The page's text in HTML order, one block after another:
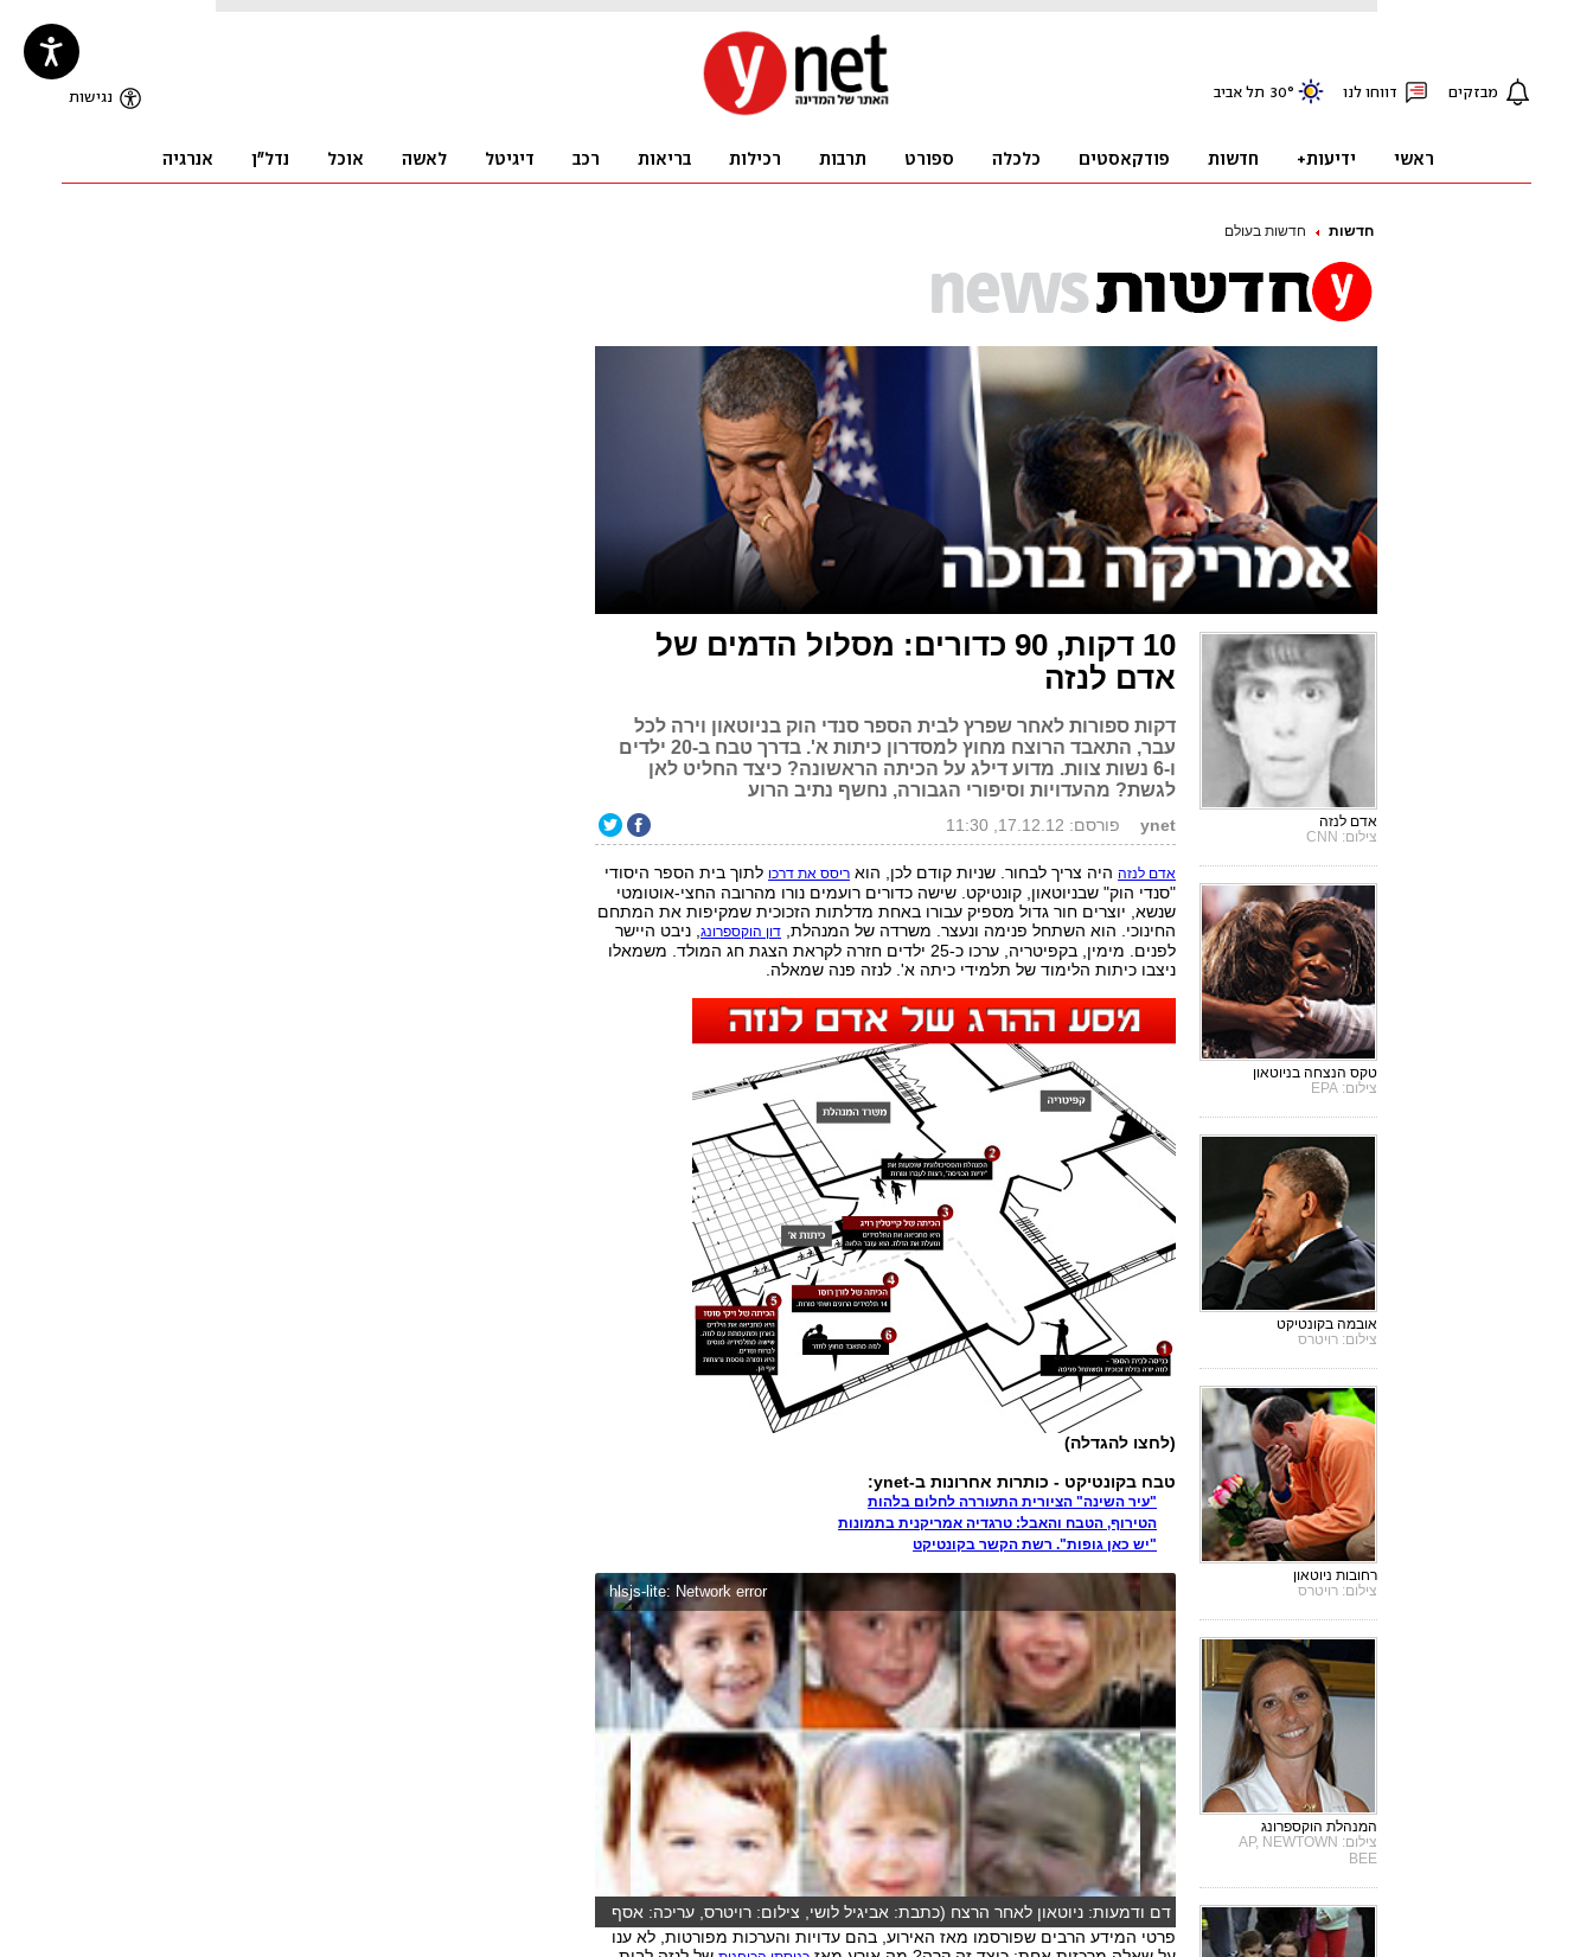
חדשות חדשות בעולם
10 דקות, 90 כדורים: מסלול הדמים של
אדם לנזה
דקות ספורות לאחר שפרץ לבית הספר סנדי הוק בניוטאון וירה לכל
עבר, התאבד הרוצח מחוץ למסדרון כיתות א'. בדרך טבח ב-20 ילדים
ו-6 נשות צוות. מדוע דילג על הכיתה הראשונה? כיצד החליט לאן
לגשת? מהעדויות וסיפורי הגבורה, נחשף נתיב הרוע
ynet פורסם: 17.12.12, 11:30
אדם לנזההיה צריך לבחור. שניות קודם לכן, הוא ריסס את דרכו לתוך בית הספר היסודי
"סנדי הוק" שבניוטאון, קונטיקט. שישה כדורים רועמים נורו מהרובה החצי-אוטומטי
שנשא, יוצרים חור גדול מספיק עבורו באחת מדלתות הזכוכית שמקיפות את המתחם
החינוכי. הוא השתחל פנימה ונעצר. משרדה של המנהלת, דון הוקספרונג, ניבט היישר
לפנים. מימין, בקפיטריה, ערכו כ-25 ילדים חזרה לקראת הצגת חג המולד. משמאלו
ניצבו כיתות הלימוד של תלמידי כיתה א'. לנזה פנה שמאלה.
(לחצו להגדלה)
טבח בקונטיקט - כותרות אחרונות ב-ynet:
"עיר השינה" הציורית התעוררה לחלום בלהות
הטירוף, הטבח והאבל: טרגדיה אמריקנית בתמונות
"יש כאן גופות". רשת הקשר בקונטיקט
hlsjs-lite: Network error
דם ודמעות: ניוטאון לאחר הרצח (כתבת: אביגיל לושי, צילום: רויטרס, עריכה: אסף
קוזין)
פרטי המידע הרבים שפורסמו מאז האירוע, בהם עדויות והערכות מפורטות, לא ענו
אדם לנזה
צילום: CNN
טקס הנצחה בניוטאון
צילום: EPA
אובמה בקונטיקט
צילום: רויטרס
רחובות ניוטאון
צילום: רויטרס
המנהלת הוקספרונג
צילום: AP, NEWTOWN
BEE